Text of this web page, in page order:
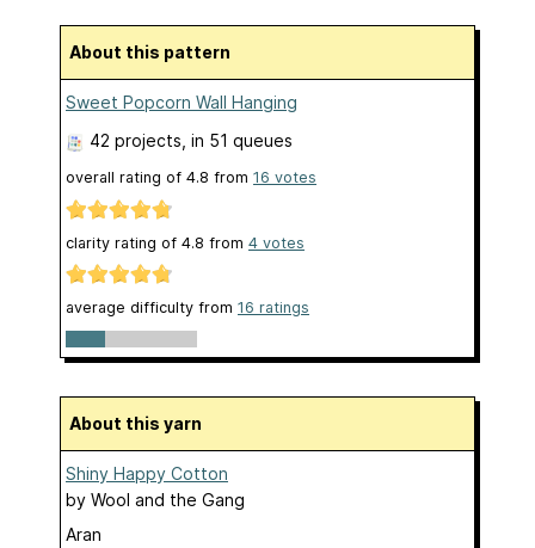
About this pattern
Sweet Popcorn Wall Hanging
42 projects , in 51 queues
overall rating of 4.8 from 16 votes
clarity rating of 4.8 from 4 votes
average difficulty from 16 ratings
About this yarn
Shiny Happy Cotton
by Wool and the Gang
Aran